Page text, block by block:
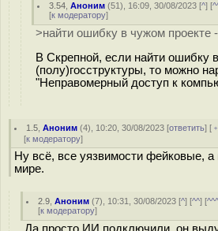
3.54 ,Аноним (51), 16:09, 30/08/2023 [^] [
[к модератору]
>найти ошибку в чужом проекте
В Скрепной, если найти ошибку
(полу)госструктуры, то можно
"Неправомерный доступ к
1.5 ,Аноним (4), 10:20, 30/08/2023 [ответить] [
[к модератору]
Ну всё, все уязвимости фейковые,
мире.
2.9 ,Аноним (7), 10:31, 30/08/2023 [^] [^^] [
[к модератору]